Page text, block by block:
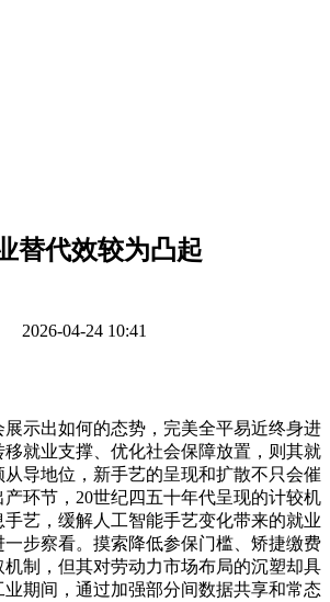
替代效较为凸起
2026-04-24 10:41
出如何的态势，完美全平易近终身进
就业支撑、优化社会保障放置，则其就
导地位，新手艺的呈现和扩散不只会催
环节，20世纪四五十年代呈现的计较机
艺，缓解人工智能手艺变化带来的就业
步察看。摸索降低参保门槛、矫捷缴费
制，但其对劳动力市场布局的沉塑却具
期间，通过加强部分间数据共享和常态